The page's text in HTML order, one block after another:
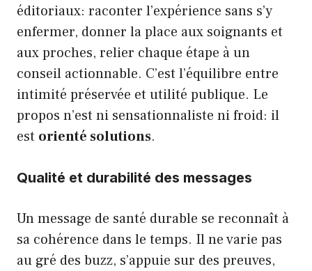
éditoriaux: raconter l’expérience sans s’y
enfermer, donner la place aux soignants et
aux proches, relier chaque étape à un
conseil actionnable. C’est l’équilibre entre
intimité préservée et utilité publique. Le
propos n’est ni sensationnaliste ni froid: il
est orienté solutions.
Qualité et durabilité des messages
Un message de santé durable se reconnaît à
sa cohérence dans le temps. Il ne varie pas
au gré des buzz, s’appuie sur des preuves,